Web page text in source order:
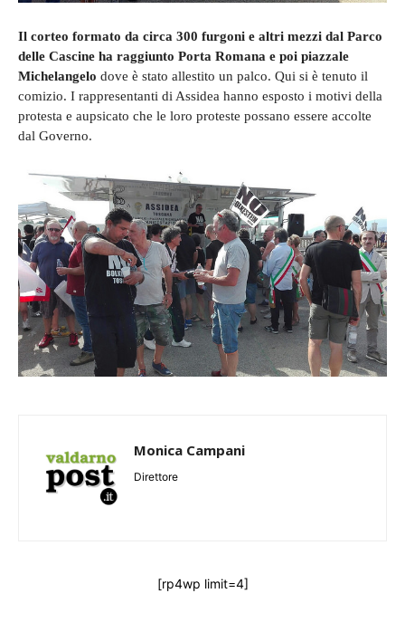
Il corteo formato da circa 300 furgoni e altri mezzi dal Parco
delle Cascine ha raggiunto Porta Romana e poi piazzale
Michelangelo dove è stato allestito un palco. Qui si è tenuto il
comizio. I rappresentanti di Assidea hanno esposto i motivi della
protesta e aupsicato che le loro proteste possano essere accolte
dal Governo.
Monica Campani
Direttore
[rp4wp limit=4]